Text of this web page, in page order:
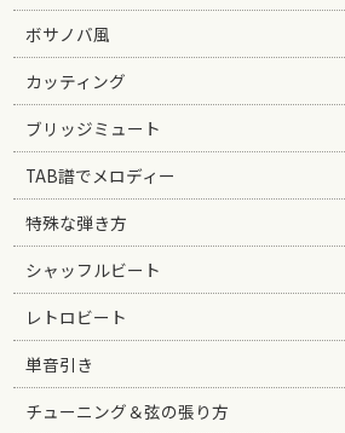
ボサノバ風
カッティング
ブリッジミュート
TAB譜でメロディー
特殊な弾き方
シャッフルビート
レトロビート
単音引き
チューニング＆弦の張り方